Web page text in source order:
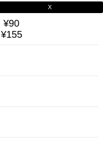
X
¥90
¥155